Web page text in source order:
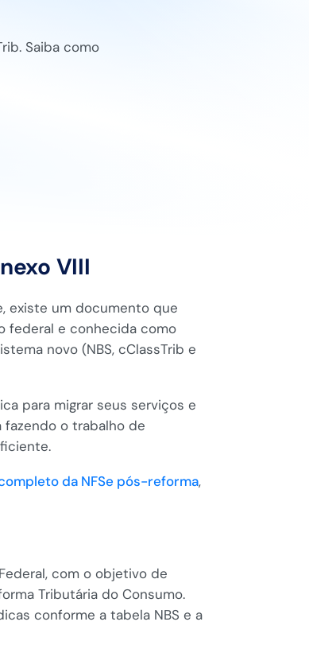
Saiba como
VIII
existe um documento que
federal e conhecida como
novo (NBS, cClassTrib e
para migrar seus serviços e
o trabalho de
da NFSe pós-reforma,
com o objetivo de
Tributária do Consumo.
conforme a tabela NBS e a